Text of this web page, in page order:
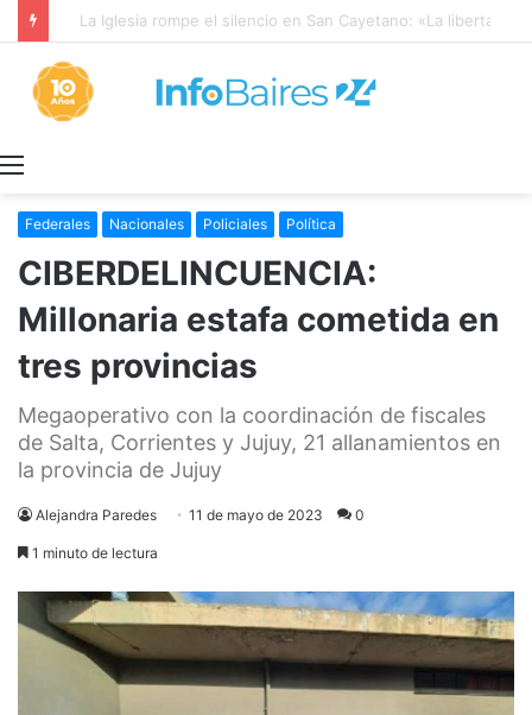
La Iglesia rompe el silencio en San Cayetano: «La libertad económica no puede ser absoluta»
Federales Nacionales Policiales Política
CIBERDELINCUENCIA:
Millonaria estafa cometida en
tres provincias
Megaoperativo con la coordinación de fiscales
de Salta, Corrientes y Jujuy, 21 allanamientos en
la provincia de Jujuy
Alejandra Paredes 11 de mayo de 2023 0
1 minuto de lectura